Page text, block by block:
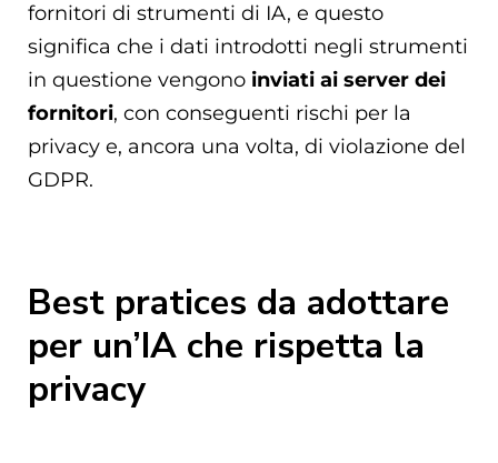
fornitori di strumenti di IA, e questo
significa che i dati introdotti negli strumenti
in questione vengono inviati ai server dei
fornitori, con conseguenti rischi per la
privacy e, ancora una volta, di violazione del
GDPR.
Best pratices da adottare
per un’IA che rispetta la
privacy